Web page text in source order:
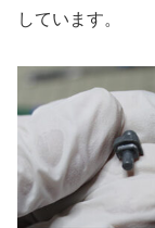
しています。